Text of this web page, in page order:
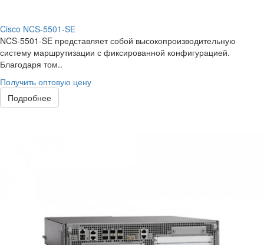
Cisco NCS-5501-SE
NCS-5501-SE представляет собой высокопроизводительную
систему маршрутизации с фиксированной конфигурацией.
Благодаря том..
Получить оптовую цену
Подробнее